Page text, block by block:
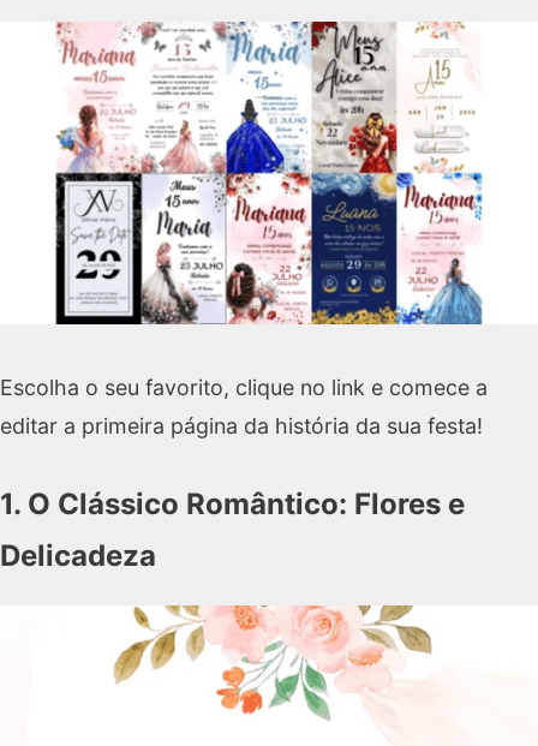
Escolha o seu favorito, clique no link e comece a
editar a primeira página da história da sua festa!
1. O Clássico Romântico: Flores e
Delicadeza